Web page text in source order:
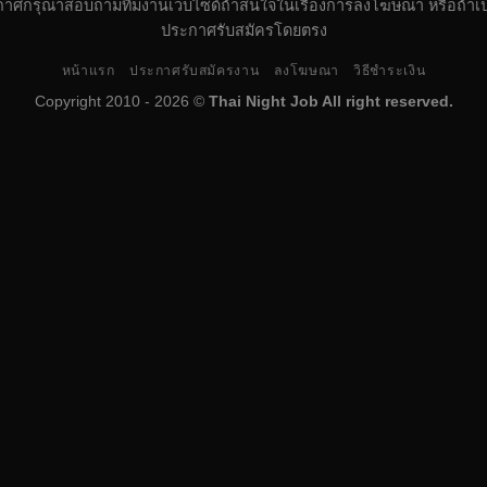
ศกรุณาสอบถามทีมงานเวบไซด์ถ้าสนใจในเรื่องการลงโฆษณา หรือถ้
ประกาศรับสมัครโดยตรง
หน้าแรก ประกาศรับสมัครงาน ลงโฆษณา วิธีชำระเงิน
Copyright 2010 - 2026 © Thai Night Job All right reserved.